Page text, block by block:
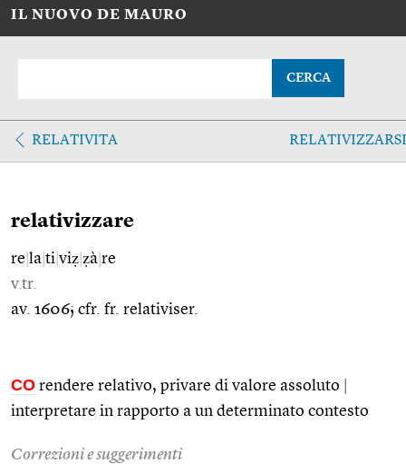
IL NUOVO DE MAURO
CERCA
RELATIVITA RELATIVIZZARSI
relativizzare
re la ti viẓ ẓà re
v.tr.
av. 1606; cfr. fr. relativiser.
CO rendere relativo, privare di valore assoluto
interpretare in rapporto a un determinato contesto
Correzioni e suggerimenti